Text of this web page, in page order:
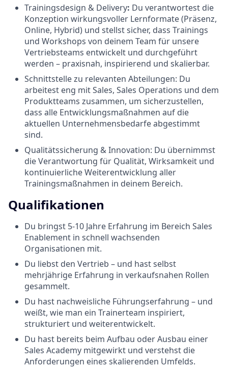
Trainingsdesign & Delivery: Du verantwortest die
Konzeption wirkungsvoller Lernformate (Präsenz,
Online, Hybrid) und stellst sicher, dass Trainings
und Workshops von deinem Team für unsere
Vertriebsteams entwickelt und durchgeführt
werden – praxisnah, inspirierend und skalierbar.
Schnittstelle zu relevanten Abteilungen: Du
arbeitest eng mit Sales, Sales Operations und dem
Produktteams zusammen, um sicherzustellen,
dass alle Entwicklungsmaßnahmen auf die
aktuellen Unternehmensbedarfe abgestimmt
sind.
Qualitätssicherung & Innovation: Du übernimmst
die Verantwortung für Qualität, Wirksamkeit und
kontinuierliche Weiterentwicklung aller
Trainingsmaßnahmen in deinem Bereich.
Qualifikationen
Du bringst 5-10 Jahre Erfahrung im Bereich Sales
Enablement in schnell wachsenden
Organisationen mit.
Du liebst den Vertrieb – und hast selbst
mehrjährige Erfahrung in verkaufsnahen Rollen
gesammelt.
Du hast nachweisliche Führungserfahrung – und
weißt, wie man ein Trainerteam inspiriert,
strukturiert und weiterentwickelt.
Du hast bereits beim Aufbau oder Ausbau einer
Sales Academy mitgewirkt und verstehst die
Anforderungen eines skalierenden Umfelds.